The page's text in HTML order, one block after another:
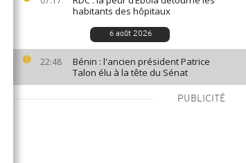
habitants des hôpitaux
6 août 2026
22:48
Bénin : l'ancien président Patrice
Talon élu à la tête du Sénat
PUBLICITÉ